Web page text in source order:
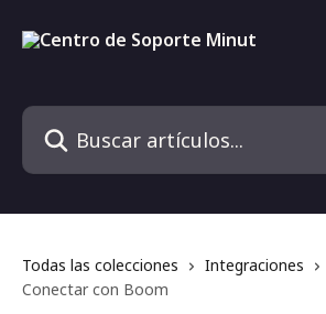
Buscar artículos...
Todas las colecciones
Integraciones
Conectar con Boom